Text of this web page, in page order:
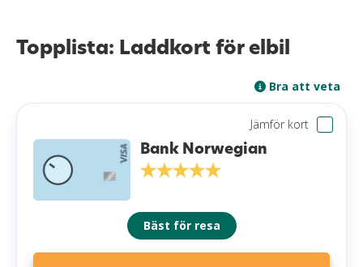
Topplista: Laddkort för elbil
Bra att veta
Bäst för resa
Jämför kort
Bank Norwegian